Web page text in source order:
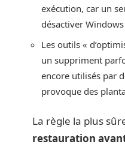
exécution, car un
désactiver
Les outils «
un suppriment
encore utilisés par
provoque des
La règle la plus
restauration